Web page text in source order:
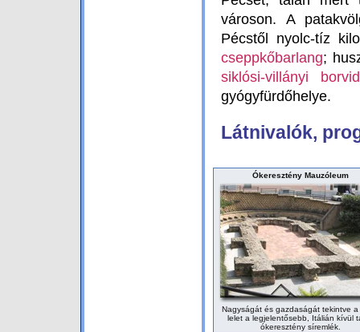
városon. A
Pécstől nyolc-tíz
cseppkőbarlang;
siklósi-villányi
gyógyfürdőhelye.
Látnivalók,
Ókeresztény Mauzóleum
Nagyságát és gazdaságát tekintve a
lelet a legjelentősebb, Itálián kívül
ókeresztény síremlék.